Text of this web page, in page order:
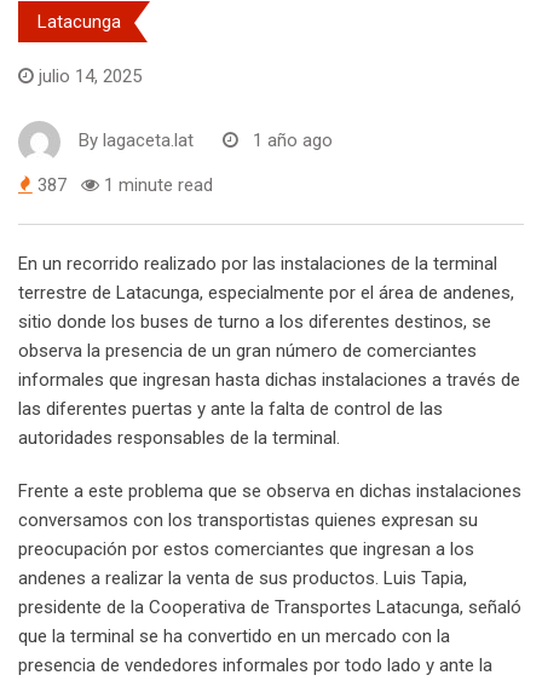
Latacunga
julio 14, 2025
By lagaceta.lat 1 año ago
387 1 minute read
En un recorrido realizado por las instalaciones de la terminal
terrestre de Latacunga, especialmente por el área de andenes,
sitio donde los buses de turno a los diferentes destinos, se
observa la presencia de un gran número de comerciantes
informales que ingresan hasta dichas instalaciones a través de
las diferentes puertas y ante la falta de control de las
autoridades responsables de la terminal.
Frente a este problema que se observa en dichas instalaciones
conversamos con los transportistas quienes expresan su
preocupación por estos comerciantes que ingresan a los
andenes a realizar la venta de sus productos. Luis Tapia,
presidente de la Cooperativa de Transportes Latacunga, señaló
que la terminal se ha convertido en un mercado con la
presencia de vendedores informales por todo lado y ante la